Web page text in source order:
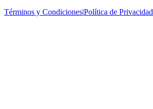
Términos y Condiciones|Política de Privacidad